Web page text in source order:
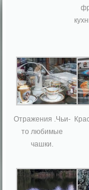
Отражения .Чьи-
то любимые
чашки.